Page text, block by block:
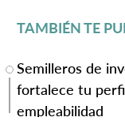
TAMBIÉN TE
Semilleros de
fortalece tu
empleabilidad